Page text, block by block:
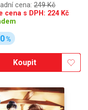
cena: 249 Kč
cena s DPH: 224Kč
%
Koupit